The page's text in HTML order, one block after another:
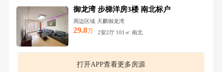
御龙湾 步梯洋房3楼 南北标户
周边区域·天麟御龙湾
29.8万 2室2厅 101㎡ 南北
打开APP查看更多房源